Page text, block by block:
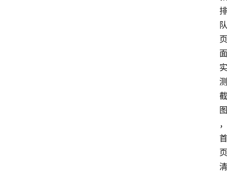
排
队
页
面
实
测
截
图
，
首
页
清